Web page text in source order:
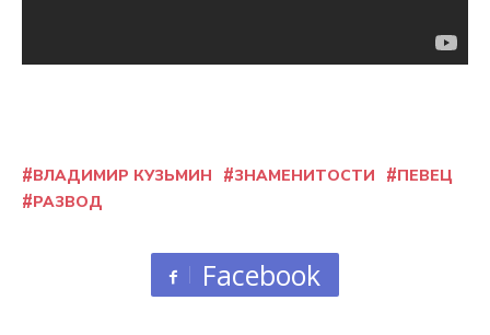
ВЛАДИМИР КУЗЬМИН ЗНАМЕНИТОСТИ
ПЕВЕЦ
РАЗВОД
Facebook